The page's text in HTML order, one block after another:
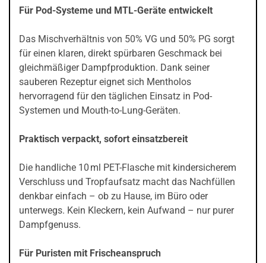
Für Pod-Systeme und MTL-Geräte entwickelt
Das Mischverhältnis von 50% VG und 50% PG sorgt
für einen klaren, direkt spürbaren Geschmack bei
gleichmäßiger Dampfproduktion. Dank seiner
sauberen Rezeptur eignet sich Mentholos
hervorragend für den täglichen Einsatz in Pod-
Systemen und Mouth-to-Lung-Geräten.
Praktisch verpackt, sofort einsatzbereit
Die handliche 10 ml PET-Flasche mit kindersicherem
Verschluss und Tropfaufsatz macht das Nachfüllen
denkbar einfach – ob zu Hause, im Büro oder
unterwegs. Kein Kleckern, kein Aufwand – nur purer
Dampfgenuss.
Für Puristen mit Frischeanspruch